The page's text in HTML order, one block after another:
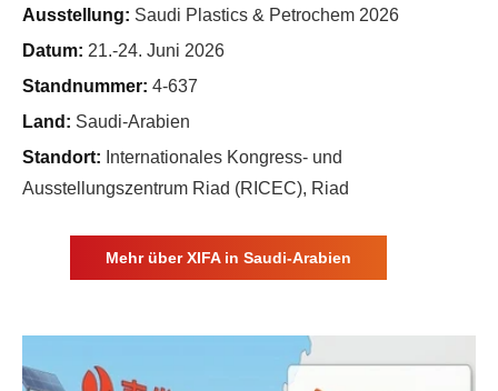
Ausstellung: Saudi Plastics & Petrochem 2026
Datum: 21.-24. Juni 2026
Standnummer: 4-637
Land: Saudi-Arabien
Standort: Internationales Kongress- und
Ausstellungszentrum Riad (RICEC), Riad
Mehr über XIFA in Saudi-Arabien